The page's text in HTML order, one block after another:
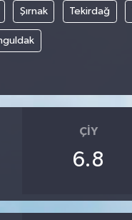
Şırnak Tekirdağ
ÇIY
6.8